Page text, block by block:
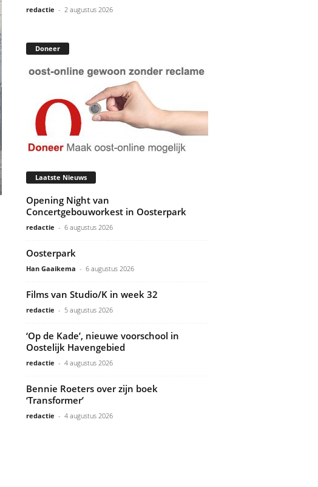
redactie - 2 augustus 2026
Doneer
Laatste Nieuws
Opening Night van
Concertgebouworkest in Oosterpark
redactie - 6 augustus 2026
Oosterpark
Han Gaaikema - 6 augustus 2026
Films van Studio/K in week 32
redactie - 5 augustus 2026
‘Op de Kade’, nieuwe voorschool in
Oostelijk Havengebied
redactie - 4 augustus 2026
Bennie Roeters over zijn boek
‘Transformer’
redactie - 4 augustus 2026